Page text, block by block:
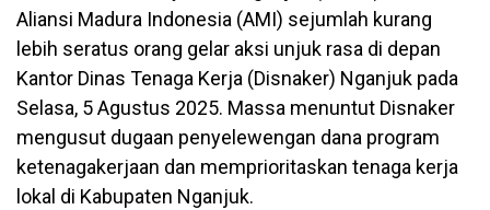
Aliansi Madura Indonesia (AMI) sejumlah kurang
lebih seratus orang gelar aksi unjuk rasa di depan
Kantor Dinas Tenaga Kerja (Disnaker) Nganjuk pada
Selasa, 5 Agustus 2025. Massa menuntut Disnaker
mengusut dugaan penyelewengan dana program
ketenagakerjaan dan memprioritaskan tenaga kerja
lokal di Kabupaten Nganjuk.